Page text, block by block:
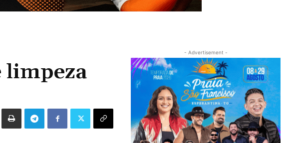
limpeza
- Advertisement -